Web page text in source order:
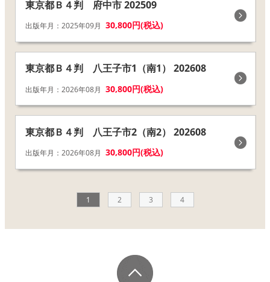
東京都Ｂ４判 府中市 202509
出版年月：2025年09月 30,800円(税込)
東京都Ｂ４判 八王子市1（南1） 202608
出版年月：2026年08月 30,800円(税込)
東京都Ｂ４判 八王子市2（南2） 202608
出版年月：2026年08月 30,800円(税込)
1 2 3 4